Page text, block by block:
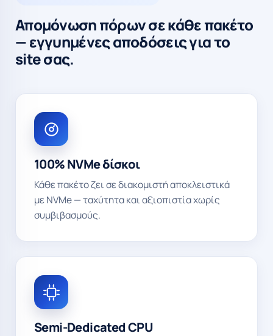
Απομόνωση πόρων σε κάθε πακέτο
— εγγυημένες αποδόσεις για το
site σας.
100% NVMe δίσκοι
Κάθε πακέτο ζει σε διακομιστή αποκλειστικά
με NVMe — ταχύτητα και αξιοπιστία χωρίς
συμβιβασμούς.
Semi-Dedicated CPU